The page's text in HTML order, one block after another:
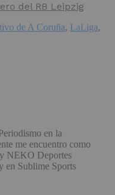
del RB Leipzig
de A Coruña, LaLiga,
en la
me encuentro como
NEKO Deportes
en Sublime Sports